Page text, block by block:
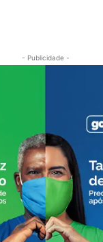
- Publicidade -